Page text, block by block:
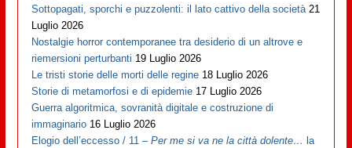
Sottopagati, sporchi e puzzolenti: il lato cattivo della società 21
Luglio 2026
Nostalgie horror contemporanee tra desiderio di un altrove e
riemersioni perturbanti 19 Luglio 2026
Le tristi storie delle morti delle regine 18 Luglio 2026
Storie di metamorfosi e di epidemie 17 Luglio 2026
Guerra algoritmica, sovranità digitale e costruzione di
immaginario 16 Luglio 2026
Elogio dell’eccesso / 11 –Per me si va ne la città dolente… la